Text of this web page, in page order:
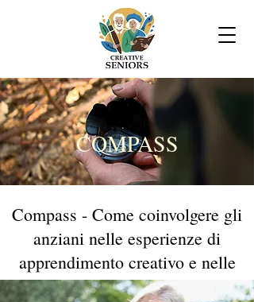
COMPASS
Compass - Come coinvolgere gli
anziani nelle esperienze di
apprendimento creativo e nelle
attività imprenditoriali